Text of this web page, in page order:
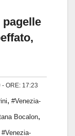
pagelle
- ORE: 17:23
, #Venezia-
Bocalon,
#Venezia-